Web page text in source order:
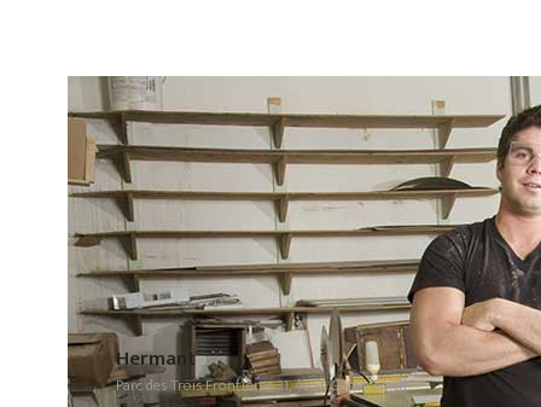
Hermant
Parc des Trois Frontières 31, 4851 Gemmenich